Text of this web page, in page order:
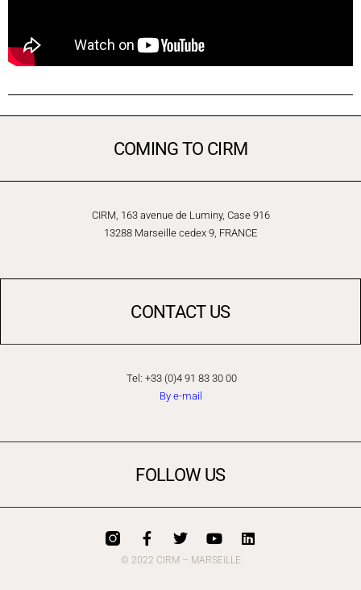
COMING TO CIRM
CIRM, 163 avenue de Luminy, Case 916
13288 Marseille cedex 9, FRANCE
CONTACT US
Tel: +33 (0)4 91 83 30 00
By e-mail
FOLLOW US
© 2022 CIRM – MARSEiLLE